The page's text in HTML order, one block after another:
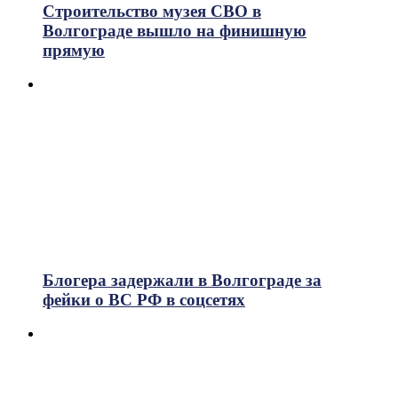
Строительство музея СВО в
Волгограде вышло на финишную
прямую
Блогера задержали в Волгограде за
фейки о ВС РФ в соцсетях